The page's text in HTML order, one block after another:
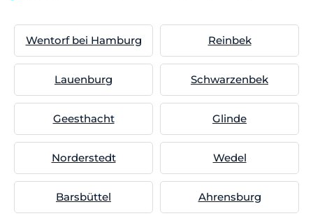
Wentorf bei Hamburg Reinbek
Lauenburg Schwarzenbek
Geesthacht Glinde
Norderstedt Wedel
Barsbüttel Ahrensburg